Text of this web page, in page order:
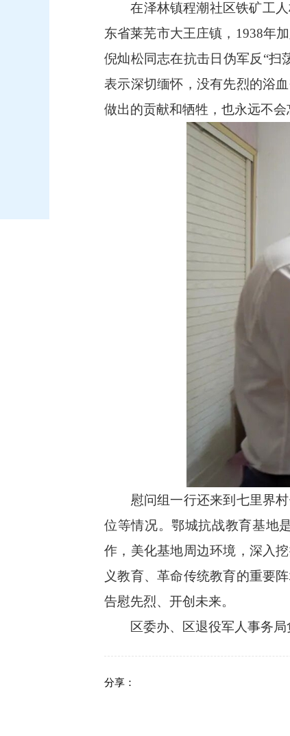
在泽林镇程潮社区铁矿工人
东省莱芜市大王庄镇，1938年
倪灿松同志在抗击日伪军反“扫
表示深切缅怀，没有先烈的浴
做出的贡献和牺牲，也永远不
慰问组一行还来到七里界村
位等情况。鄂城抗战教育基地
作，美化基地周边环境，深入
义教育、革命传统教育的重要
告慰先烈、开创未来。
区委办、区退役军人事务局
分享：